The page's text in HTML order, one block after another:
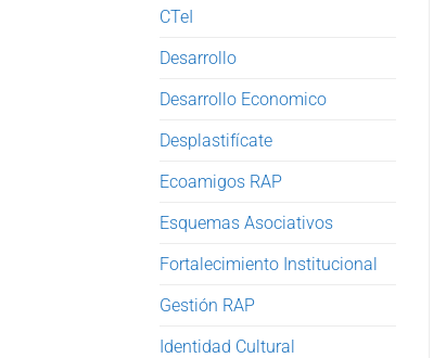
CTeI
Desarrollo
Desarrollo Economico
Desplastifícate
Ecoamigos RAP
Esquemas Asociativos
Fortalecimiento Institucional
Gestión RAP
Identidad Cultural